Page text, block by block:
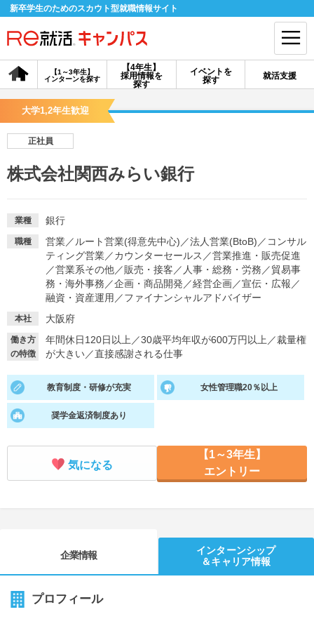
新卒学生のためのスカウト型就職情報サイト
【4年生】
採用情報を
探す
【1～3年生】
インターンを探す
イベントを
探す
就活支援
会員登録 ログイン
探す
イベントを探す スカウト お知らせ
就活ノウハウ・サポート
就活支援
就活ノウハウが満載！
就活コラム
適職診断
あなたに合う仕事を診断！
就活チャンネル
就活時事ニュースを更新
大学1,2年生歓迎
正社員
株式会社関西みらい銀行
業種 銀行
職種 営業／ ルート営業(得意先中心) ／法人営業(BtoB) ／ コンサル
ティング営業／カウンターセールス ／営業推進・販売促進
／営業系その他／販売・接客 ／ 人事・総務・労務 ／貿易事
務・海外事務 ／企画・商品開発 ／経営企画／宣伝・広報 ／
融資・資産運用 ／ファイナンシャルアドバイザー
本社 大阪府
働き方
の特徴
年間休日120日以上 ／30歳平均年収が600万円以上 ／裁量権
が大きい／直接感謝される仕事
教育制度・研修が充実 女性管理職20％以上
奨学金返済制度あり
気になる
【1～3年生】
エントリー
企業情報
インターンシップ
＆キャリア情報
プロフィール